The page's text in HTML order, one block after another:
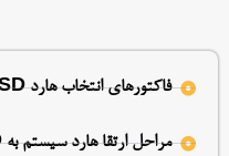
فاکتورهای انتخاب هارد SSD
مراحل ارتقا هارد سیستم به SSD